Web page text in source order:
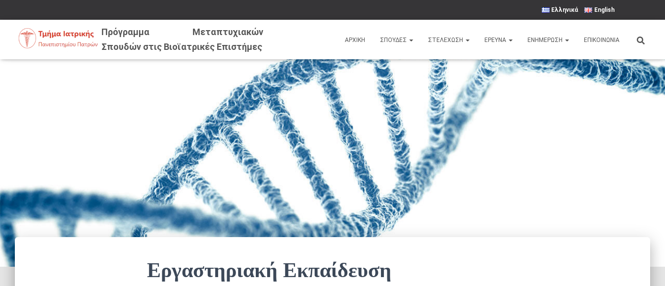
Ελληνικά English
ΑΡΧΙΚΗ ΣΠΟΥΔΕΣ ΣΤΕΛΕΧΩΣΗ ΈΡΕΥΝΑ ΕΝΗΜΕΡΩΣΗ ΕΠΙΚΟΙΝΩΝΙΑ
Εργαστηριακή Εκπαίδευση